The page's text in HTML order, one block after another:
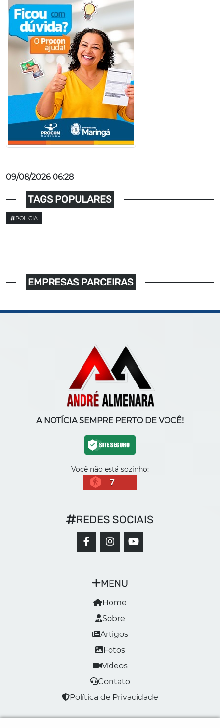
09/08/2026 06:28
TAGS POPULARES
POLICIA
EMPRESAS PARCEIRAS
A NOTÍCIA SEMPRE PERTO DE VOCÊ!
Você não está sozinho:
7
MENU
Home
Sobre
Artigos
Fotos
Vídeos
Contato
Política de Privacidade
REDES SOCIAIS